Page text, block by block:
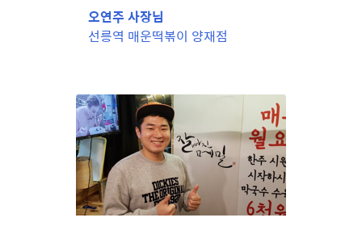
오연주 사장님
선릉역 매운떡볶이 양재점